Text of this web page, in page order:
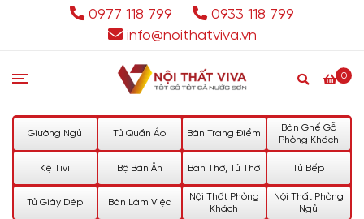
0977 118 799
0933 118 799
info@noithatviva.vn
0
Giường Ngủ Tủ Quần Áo Bàn Trang Điểm
Bàn Ghế Gỗ
Phòng Khách
Kệ Tivi Bộ Bàn Ăn Bàn Thờ, Tủ Thờ Tủ Bếp
Tủ Giày Dép Bàn Làm Việc
Nội Thất Phòng
Khách
Nội Thất Phòng
Ngủ